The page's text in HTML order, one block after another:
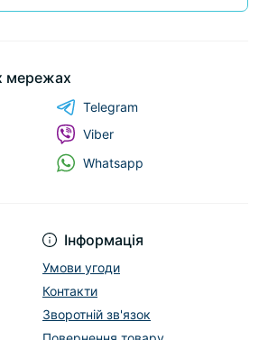
Інформація
Умови угоди
Контакти
Зворотній зв'язок
мережах
Telegram
Viber
Whatsapp